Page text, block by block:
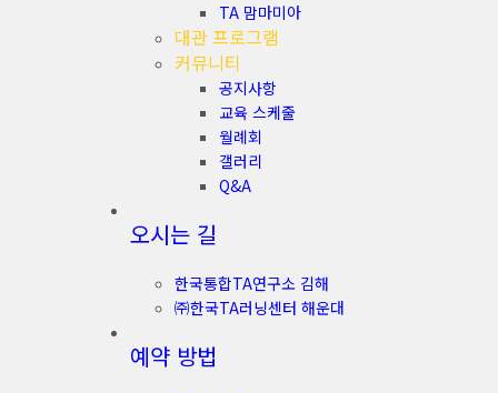
TA 맘마미아
대관 프로그램
커뮤니티
공지사항
교육 스케줄
월례회
갤러리
Q&A
오시는 길
한국통합TA연구소 김해
㈜한국TA러닝센터 해운대
예약 방법